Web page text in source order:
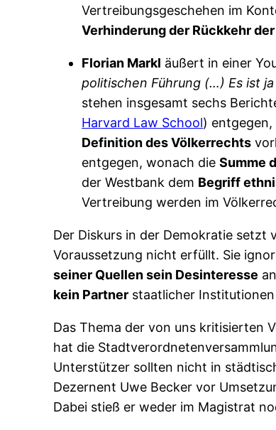
Vertreibungsgeschehen im
Verhinderung der Rückkehr
Florian Markl äußert in einer
politischen Führung (…) Es ist
stehen insgesamt sechs
Harvard Law School) entgegen,
Definition des Völkerrechts
entgegen, wonach dieSumme
der Westbank dem Begriff
Vertreibung werden im
Der Diskurs in der Demokratie setzt
Voraussetzung nicht erfüllt. Sie
seiner Quellen sein Desinteresse
kein Partner staatlicher
Das Thema der von uns kritisierten
hat die
Unterstützer sollten nicht in
Dezernent Uwe Becker vor
Dabei stieß er weder im Magistrat